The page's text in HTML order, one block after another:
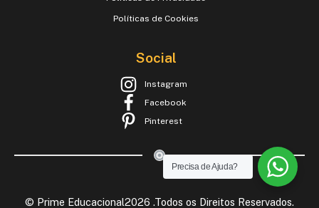
Políticas de Cookies
Social
Instagram
Facebook
Pinterest
© Prime Educacional2026 .Todos os Direitos Reservados.
Precisa de Ajuda?